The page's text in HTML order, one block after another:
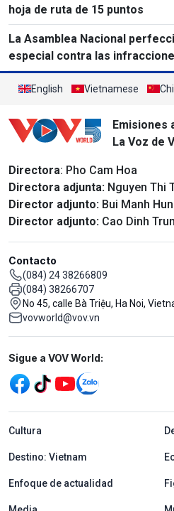
hoja de ruta de 15 puntos
La Asamblea Nacional
especial contra las
English Vietnamese
Emisiones
La Voz de
Directora: Pho Cam Hoa
Directora adjunta: Nguyen Thi
Director adjunto: Bui Manh
Director adjunto: Cao Dinh
Contacto
(084) 24 38266809
(084) 38266707
No 45, calle Bà Triệu, Ha Noi,
vovworld@vov.vn
Mạng xã hội
Sigue a VOV World:
menu footer tiếng
Cultura
Destino: Vietnam
Enfoque de actualidad